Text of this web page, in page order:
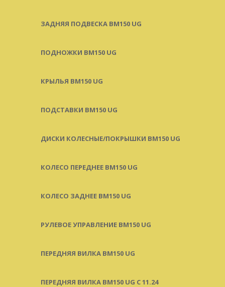
ЗАДНЯЯ ПОДВЕСКА BM150 UG
ПОДНОЖКИ BM150 UG
КРЫЛЬЯ BM150 UG
ПОДСТАВКИ BM150 UG
ДИСКИ КОЛЕСНЫЕ/ПОКРЫШКИ BM150 UG
КОЛЕСО ПЕРЕДНЕЕ BM150 UG
КОЛЕСО ЗАДНЕЕ BM150 UG
РУЛЕВОЕ УПРАВЛЕНИЕ BM150 UG
ПЕРЕДНЯЯ ВИЛКА BM150 UG
ПЕРЕДНЯЯ ВИЛКА BM150 UG С 11.24